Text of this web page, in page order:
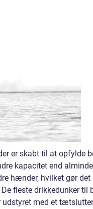
er skabt til at opfylde
kapacitet end
hænder, hvilket gør det
fleste drikkedunker til
med et